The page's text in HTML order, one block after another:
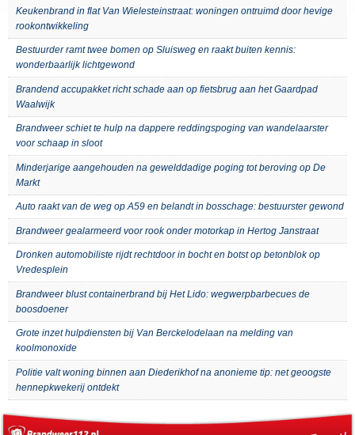
Keukenbrand in flat Van Wielesteinstraat: woningen ontruimd door hevige
rookontwikkeling
Bestuurder ramt twee bomen op Sluisweg en raakt buiten kennis:
wonderbaarlijk lichtgewond
Brandend accupakket richt schade aan op fietsbrug aan het Gaardpad
Waalwijk
Brandweer schiet te hulp na dappere reddingspoging van wandelaarster
voor schaap in sloot
Minderjarige aangehouden na gewelddadige poging tot beroving op De
Markt
Auto raakt van de weg op A59 en belandt in bosschage: bestuurster gewond
Brandweer gealarmeerd voor rook onder motorkap in Hertog Janstraat
Dronken automobiliste rijdt rechtdoor in bocht en botst op betonblok op
Vredesplein
Brandweer blust containerbrand bij Het Lido: wegwerpbarbecues de
boosdoener
Grote inzet hulpdiensten bij Van Berckelodelaan na melding van
koolmonoxide
Politie valt woning binnen aan Diederikhof na anonieme tip: net geoogste
hennepkwekerij ontdekt